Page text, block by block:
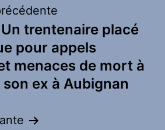
trentenaire placé
pour appels
menaces de mort à
son ex à Aubignan